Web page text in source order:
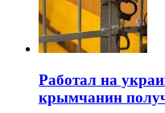
Работал на
крымчанин